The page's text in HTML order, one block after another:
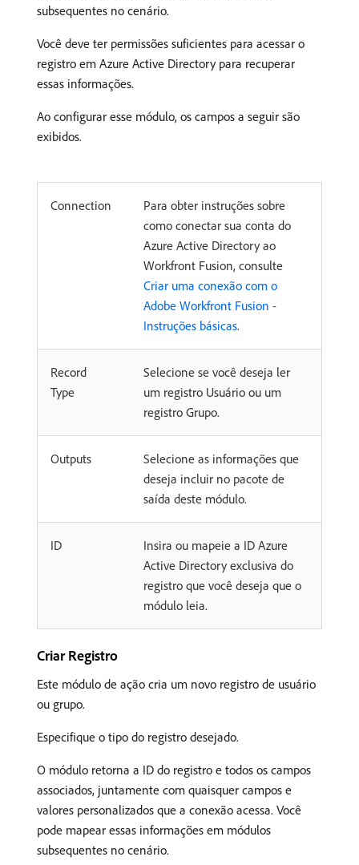
subsequentes no cenário.
Você deve ter permissões suficientes para acessar o
registro em Azure Active Directory para recuperar
essas informações.
Ao configurar esse módulo, os campos a seguir são
exibidos.
Connection
Para obter instruções sobre
como conectar sua conta do
Azure Active Directory ao
Workfront Fusion, consulte
Criar uma conexão com o
Adobe Workfront Fusion -
Instruções básicas.
Record
Type
Selecione se você deseja ler
um registro Usuário ou um
registro Grupo.
Outputs
Selecione as informações que
deseja incluir no pacote de
saída deste módulo.
ID
Insira ou mapeie a ID Azure
Active Directory exclusiva do
registro que você deseja que o
módulo leia.
Criar Registro
Este módulo de ação cria um novo registro de usuário
ou grupo.
Especifique o tipo do registro desejado.
O módulo retorna a ID do registro e todos os campos
associados, juntamente com quaisquer campos e
valores personalizados que a conexão acessa. Você
pode mapear essas informações em módulos
subsequentes no cenário.